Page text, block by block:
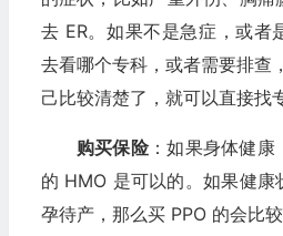
去 ER。如果不是急症，或者
去看哪个专科，或者需要排查
己比较清楚了，就可以直接找
购买保险：如果身体健康
的 HMO 是可以的。如果健
孕待产，那么买 PPO 的会比较